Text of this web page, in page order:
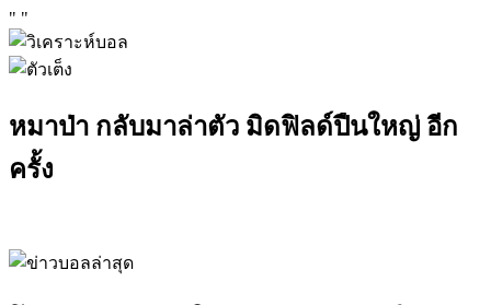
" "
หมาป่า กลับมาล่าตัว มิดฟิลด์ปืนใหญ่ อีก
ครั้ง